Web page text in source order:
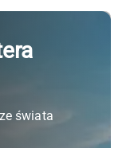
świata